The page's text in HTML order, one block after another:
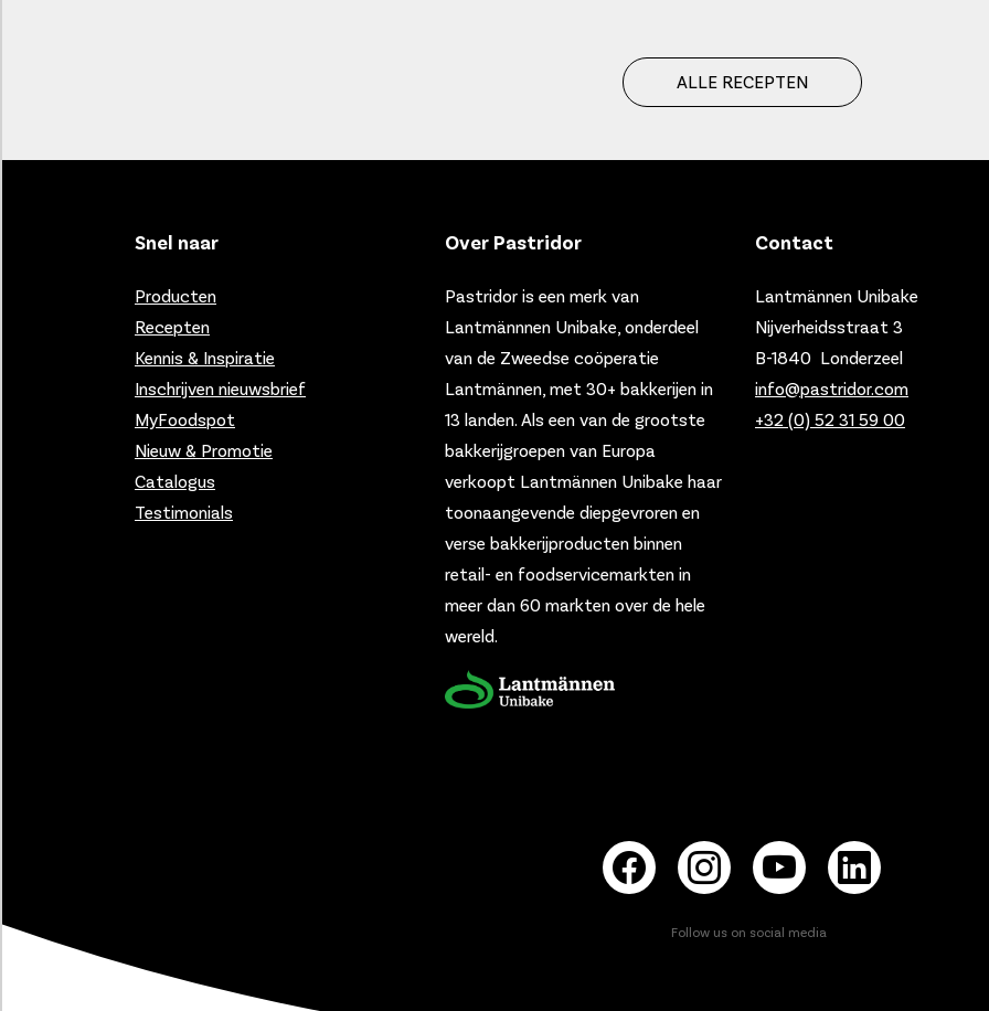
ALLE RECEPTEN
Snel naar
Producten
Recepten
Kennis & Inspiratie
Inschrijven nieuwsbrief
MyFoodspot
Nieuw & Promotie
Catalogus
Testimonials
Over Pastridor
Pastridor is een merk van
Lantmännnen Unibake, onderdeel
van de Zweedse coöperatie
Lantmännen, met 30+ bakkerijen in
13 landen. Als een van de grootste
bakkerijgroepen van Europa
verkoopt Lantmännen Unibake haar
toonaangevende diepgevroren en
verse bakkerijproducten binnen
retail- en foodservicemarkten in
meer dan 60 markten over de hele
wereld.
Contact
Lantmännen Unibake
Nijverheidsstraat 3
B-1840 Londerzeel
info@pastridor.com
+32 (0) 52 31 59 00
Follow us on social media